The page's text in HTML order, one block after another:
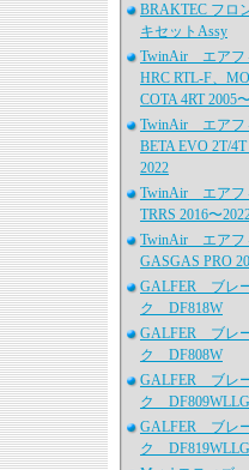
BRAKTEC フロ
キセットAssy
TwinAir エアフ
HRC RTL-F、
COTA 4RT 2005
TwinAir エアフ
BETA EVO 2T/
2022
TwinAir エアフ
TRRS 2016〜
TwinAir エアフ
GASGAS PRO
GALFER ブレ
ク DF818W
GALFER ブレ
ク DF808W
GALFER ブレ
ク DF809WLLG
GALFER ブレ
ク DF819WLLG